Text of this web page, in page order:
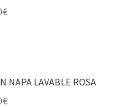
€
NAPA LAVABLE ROSA
€